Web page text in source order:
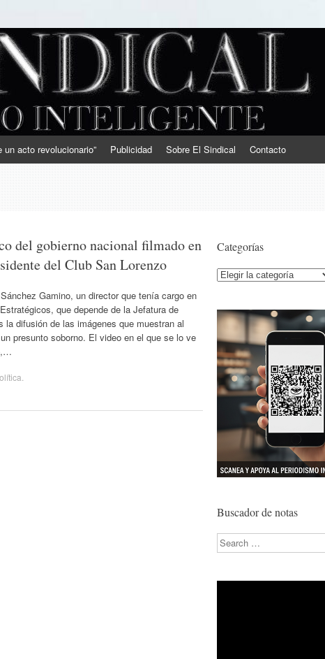
acto revolucionario” Publicidad Sobre El Sindical Contacto
del gobierno nacional filmado en
del Club San Lorenzo
Gamino, un director que tenía cargo en
que depende de la Jefatura de
la difusión de las imágenes que muestran al
presunto soborno. El video en el que se lo ve
Categorías
Categorías
Buscador de notas
Search